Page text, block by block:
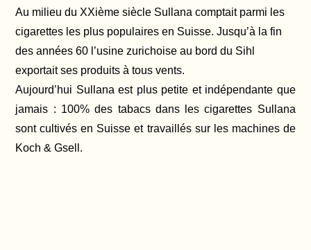
Au milieu du XXième siècle Sullana comptait parmi les
cigarettes les plus populaires en Suisse. Jusqu’à la fin
des années 60 l’usine zurichoise au bord du Sihl
exportait ses produits à tous vents.
Aujourd’hui Sullana est plus petite et indépendante que
jamais : 100% des tabacs dans les cigarettes Sullana
sont cultivés en Suisse et travaillés sur les machines de
Koch & Gsell.